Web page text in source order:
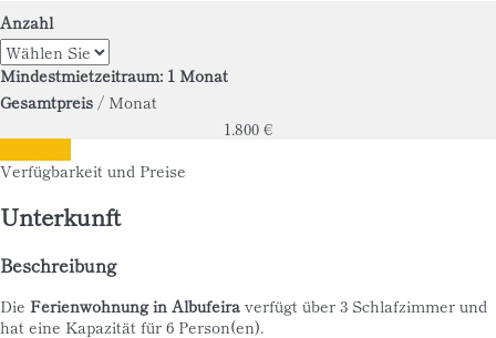
Anzahl
Mindestmietzeitraum: 1 Monat
Gesamtpreis / Monat
1.800 €
Verfügbarkeit und Preise
Unterkunft
Beschreibung
Die Ferienwohnung in Albufeira verfügt über 3 Schlafzimmer und
hat eine Kapazität für 6 Person(en).